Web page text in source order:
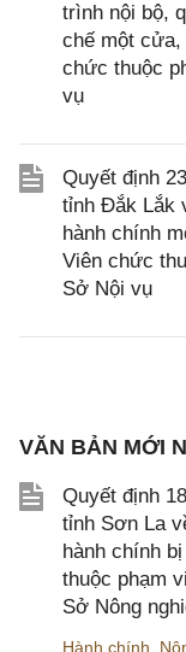
trình nội bộ,
chế một
chức thuộc
vụ
Quyết định
tỉnh Đắk Lắk
hành chính
Viên chức
Sở Nội vụ
VĂN BẢN MỚI
Quyết định
tỉnh Sơn La
hành chính
thuộc phạm
Sở Nông
Hành chính